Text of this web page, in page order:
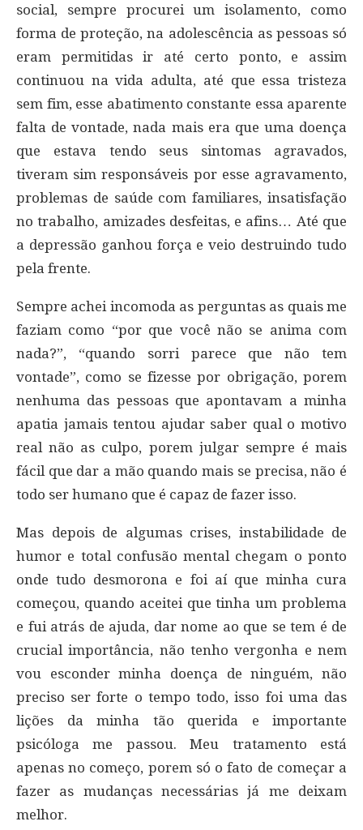
social, sempre procurei um isolamento, como
forma de proteção, na adolescência as pessoas só
eram permitidas ir até certo ponto, e assim
continuou na vida adulta, até que essa tristeza
sem fim, esse abatimento constante essa aparente
falta de vontade, nada mais era que uma doença
que estava tendo seus sintomas agravados,
tiveram sim responsáveis por esse agravamento,
problemas de saúde com familiares, insatisfação
no trabalho, amizades desfeitas, e afins… Até que
a depressão ganhou força e veio destruindo tudo
pela frente.
Sempre achei incomoda as perguntas as quais me
faziam como “por que você não se anima com
nada?”, “quando sorri parece que não tem
vontade”, como se fizesse por obrigação, porem
nenhuma das pessoas que apontavam a minha
apatia jamais tentou ajudar saber qual o motivo
real não as culpo, porem julgar sempre é mais
fácil que dar a mão quando mais se precisa, não é
todo ser humano que é capaz de fazer isso.
Mas depois de algumas crises, instabilidade de
humor e total confusão mental chegam o ponto
onde tudo desmorona e foi aí que minha cura
começou, quando aceitei que tinha um problema
e fui atrás de ajuda, dar nome ao que se tem é de
crucial importância, não tenho vergonha e nem
vou esconder minha doença de ninguém, não
preciso ser forte o tempo todo, isso foi uma das
lições da minha tão querida e importante
psicóloga me passou. Meu tratamento está
apenas no começo, porem só o fato de começar a
fazer as mudanças necessárias já me deixam
melhor.